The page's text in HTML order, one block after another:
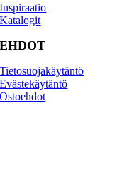
Inspiraatio
Katalogit
EHDOT
Tietosuojakäytäntö
Evästekäytäntö
Osto­ehdot